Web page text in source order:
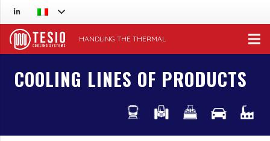
HANDLING THE THERMAL
COOLING LINES OF PRODUCTS